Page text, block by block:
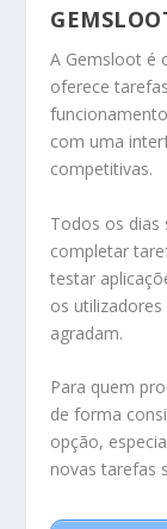
A Gemsloot é
oferece
com uma
competitivas.
Todos os dias
completar
testar
os
agradam.
Para quem
de forma
opção,
novas tarefas